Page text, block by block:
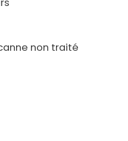
non traité